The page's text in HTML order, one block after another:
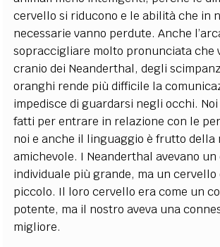
cervello si riducono e le abilità che in
necessarie vanno perdute. Anche
sopraccigliare molto pronunciata che
cranio dei Neanderthal, degli
oranghi rende più difficile la
impedisce di guardarsi negli occhi.
fatti per entrare in relazione con le
noi e anche il linguaggio è frutto della
amichevole. I Neanderthal avevano
individuale più grande, ma un
piccolo. Il loro cervello era come un
potente, ma il nostro aveva una
migliore.